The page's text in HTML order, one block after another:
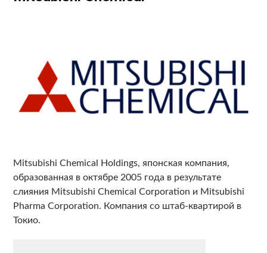
Mitsubishi Chemical Holdings, японская компания,
образованная в октябре 2005 года в результате
слияния Mitsubishi Chemical Corporation и Mitsubishi
Pharma Corporation. Компания со штаб-квартирой в
Токио.